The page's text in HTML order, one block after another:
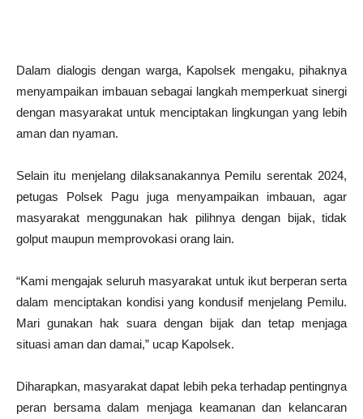
Dalam dialogis dengan warga, Kapolsek mengaku, pihaknya
menyampaikan imbauan sebagai langkah memperkuat sinergi
dengan masyarakat untuk menciptakan lingkungan yang lebih
aman dan nyaman.
Selain itu menjelang dilaksanakannya Pemilu serentak 2024,
petugas Polsek Pagu juga menyampaikan imbauan, agar
masyarakat menggunakan hak pilihnya dengan bijak, tidak
golput maupun memprovokasi orang lain.
“Kami mengajak seluruh masyarakat untuk ikut berperan serta
dalam menciptakan kondisi yang kondusif menjelang Pemilu.
Mari gunakan hak suara dengan bijak dan tetap menjaga
situasi aman dan damai,” ucap Kapolsek.
Diharapkan, masyarakat dapat lebih peka terhadap pentingnya
peran bersama dalam menjaga keamanan dan kelancaran